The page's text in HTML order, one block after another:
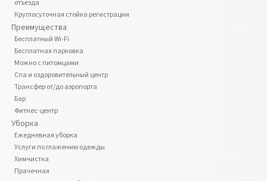
отъезда
Круглосуточная стойка регистрации
Преимущества
Бесплатный Wi-Fi
Бесплатная парковка
Можно с питомцами
Спа и оздоровительный центр
Трансфер от/до аэропорта
Бар
Фитнес-центр
Уборка
Ежедневная уборка
Услуги по глажению одежды
Химчистка
Прачечная